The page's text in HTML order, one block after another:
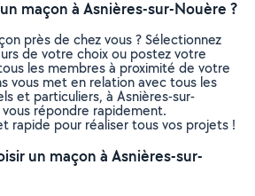
maçon à Asnières-sur-Nouère ?
près de chez vous ? Sélectionnez
de votre choix ou postez votre
les membres à proximité de votre
vous met en relation avec tous les
et particuliers, à Asnières-sur-
répondre rapidement.
rapide pour réaliser tous vos projets !
un maçon à Asnières-sur-